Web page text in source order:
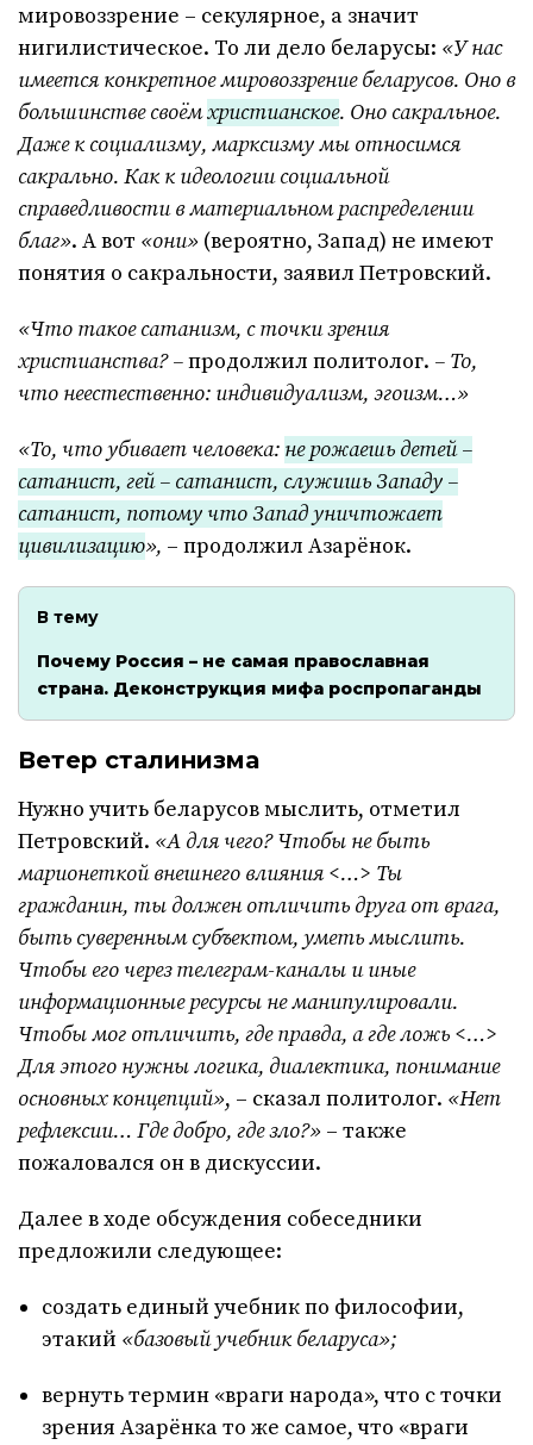
мировоззрение – секулярное, а значит
нигилистическое. То ли дело беларусы: «У нас
имеется конкретное мировоззрение беларусов. Оно в
большинстве своёмхристианское. Оно сакральное.
Даже к социализму, марксизму мы относимся
сакрально. Как к идеологии социальной
справедливости в материальном распределении
благ». А вот «они» (вероятно, Запад) не имеют
понятия о сакральности, заявил Петровский.
«Что такое сатанизм, с точки зрения
христианства? –продолжил политолог. – То,
что неестественно: индивидуализм, эгоизм…»
«То, что убивает человека: не рожаешь детей –
сатанист, гей – сатанист, служишь Западу –
сатанист, потому что Запад уничтожает
цивилизацию», – продолжил Азарёнок.
В тему
Почему Россия – не самая православная
страна. Деконструкция мифа роспропаганды
Ветер сталинизма
Нужно учить беларусов мыслить, отметил
Петровский. «А для чего? Чтобы не быть
марионеткой внешнего влияния <…> Ты
гражданин, ты должен отличить друга от врага,
быть суверенным субъектом, уметь мыслить.
Чтобы его через телеграм-каналы и иные
информационные ресурсы не манипулировали.
Чтобы мог отличить, где правда, а где ложь <…>
Для этого нужны логика, диалектика, понимание
основных концепций», – сказал политолог. «Нет
рефлексии… Где добро, где зло?» – также
пожаловался он в дискуссии.
Далее в ходе обсуждения собеседники
предложили следующее:
создать единый учебник по философии,
этакий «базовый учебник беларуса»;
вернуть термин «враги народа», что с точки
зрения Азарёнка то же самое, что «враги